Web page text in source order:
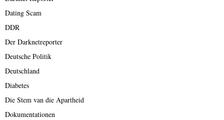
Dating Scam
DDR
Der Darknetreporter
Deutsche Politik
Deutschland
Diabetes
Die Stem van die Apartheid
Dokumentationen